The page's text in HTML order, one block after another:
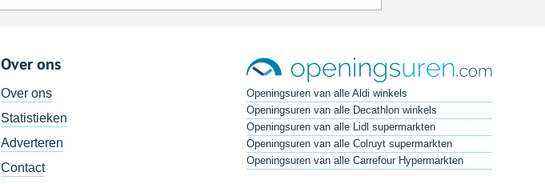
Over ons
Over ons
Statistieken
Adverteren
Contact
Openingsuren van alle Aldi winkels
Openingsuren van alle Decathlon winkels
Openingsuren van alle Lidl supermarkten
Openingsuren van alle Colruyt supermarkten
Openingsuren van alle Carrefour Hypermarkten